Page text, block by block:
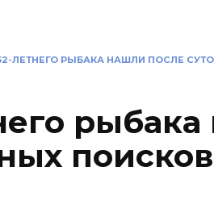
ЛЕТНЕГО РЫБАКА НАШЛИ ПОСЛЕ